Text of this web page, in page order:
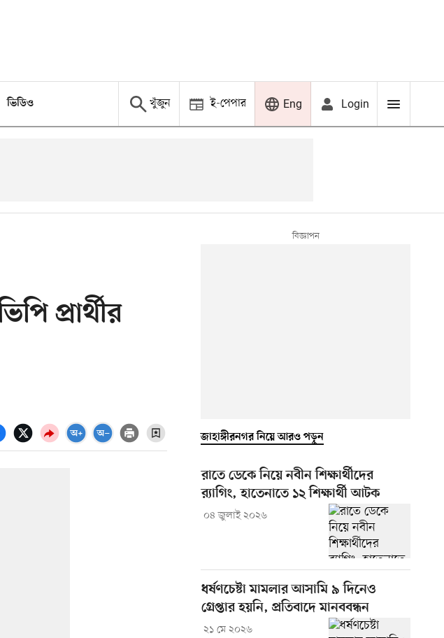
ভিডিও খুঁজুন ই-পেপার Eng Login
প্রার্থীর
জাহাঙ্গীরনগর নিয়ে আরও পড়ুন
রাতে ডেকে নিয়ে নবীন শিক্ষার্থীদের
র‍্যাগিং, হাতেনাতে ১২ শিক্ষার্থী আটক
০৪ জুলাই ২০২৬
ধর্ষণচেষ্টা মামলার আসামি ৯ দিনেও
গ্রেপ্তার হয়নি, প্রতিবাদে মানববন্ধন
২১ মে ২০২৬